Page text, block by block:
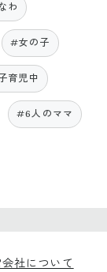
わ
#女の子
育児中
#6人のママ
社について